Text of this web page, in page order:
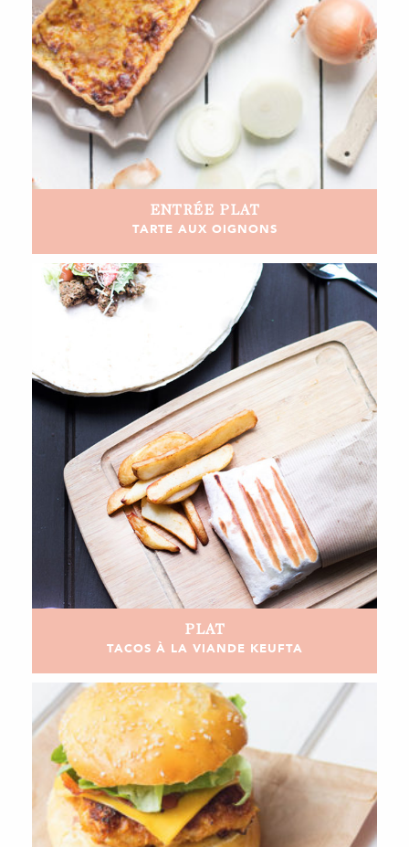
ENTRÉE PLAT
TARTE AUX OIGNONS
PLAT
TACOS À LA VIANDE KEUFTA